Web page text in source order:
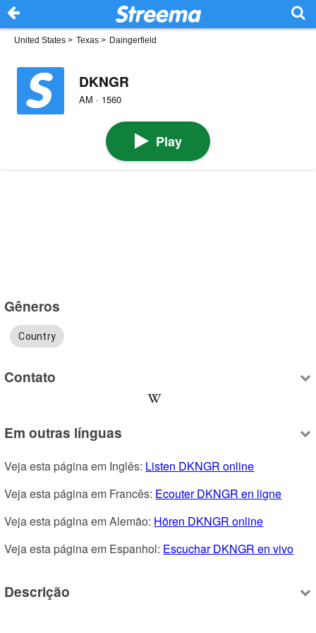
United States > Texas > Daingerfield
DKNGR
AM · 1560
Play
Gêneros
Country
Contato
Em outras línguas
Veja esta página em Inglês: Listen DKNGR online
Veja esta página em Francês: Ecouter DKNGR en ligne
Veja esta página em Alemão: Hören DKNGR online
Veja esta página em Espanhol: Escuchar DKNGR en vivo
Descrição